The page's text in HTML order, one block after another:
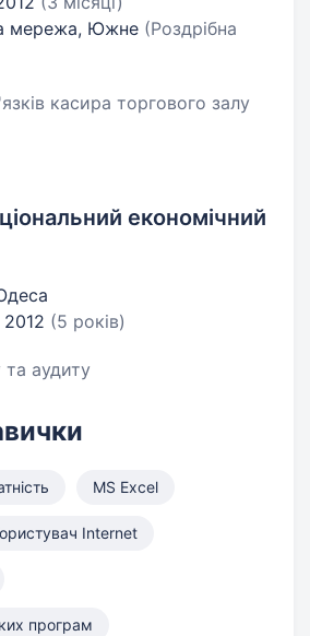
мережа, Южне (Роздрібна
касира торгового залу
економічний
(5 років)
та аудиту
MS Excel
Internet
програм